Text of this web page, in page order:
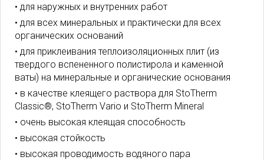
• для наружных и внутренних работ
• для всех минеральных и практически для всех
органических оснований
• для приклеивания теплоизоляционных плит (из
твердого вспененного полистирола и каменной
ваты) на минеральные и органические основания
• в качестве клеящего раствора для StoTherm
Classic®, StoTherm Vario и StoTherm Mineral
• очень высокая клеящая способность
• высокая стойкость
• высокая проводимость водяного пара